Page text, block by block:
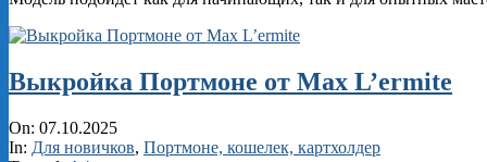
Выкройка Портмоне от Max L’ermite
2025-
10-
On: 07.10.2025
In: Для новичков, Портмоне, кошелек, картхолдер